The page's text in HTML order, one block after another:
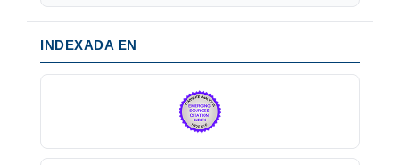
INDEXADA EN